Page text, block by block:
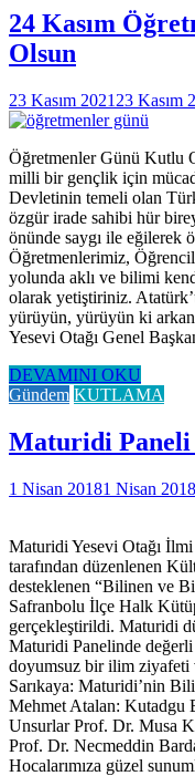
24 Kasım
Olsun
23 Kasım 2021 23 Kasım
Öğretmenler Günü Kutlu
milli bir gençlik için
Devletinin temeli olan
özgür irade sahibi hür
önünde saygı ile eğilerek
Öğretmenlerimiz,
yolunda aklı ve bilimi
olarak yetiştiriniz.
yürüyün, yürüyün ki
Yesevi Otağı Genel
DEVAMINI OKU
Gündem KUTLAMA
Maturidi Paneli
1 Nisan 20181 Nisan 2018
Maturidi Yesevi Otağı
tarafından düzenlenen
desteklenen “Bilinen ve
Safranbolu İlçe Halk
gerçekleştirildi. Maturidi
Maturidi Panelinde değerli
doyumsuz bir ilim ziyafeti
Sarıkaya: Maturidi’nin
Mehmet Atalan:
Unsurlar Prof. Dr. Musa
Prof. Dr. Necmeddin
Hocalarımıza güzel